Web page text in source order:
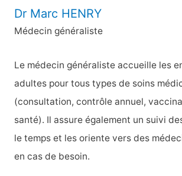
Dr Marc HENRY
Médecin généraliste
Le médecin généraliste accueille les
adultes pour tous types de soins
(consultation, contrôle annuel,
santé). Il assure également un suivi
le temps et les oriente vers des
en cas de besoin.